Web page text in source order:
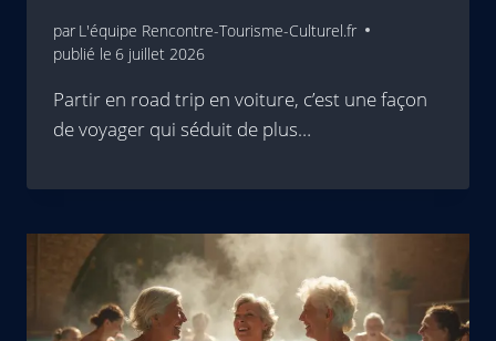
par L'équipe Rencontre-Tourisme-Culturel.fr
publié le 6 juillet 2026
Partir en road trip en voiture, c’est une façon
de voyager qui séduit de plus…